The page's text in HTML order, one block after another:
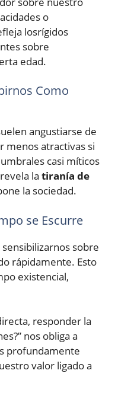
o
losrígidos
sobre
edad.
Como
angustiarse de
menos atractivas si
casi míticos
la tiranía de
la sociedad.
se Escurre
sobre
rápidamente. Esto
existencial,
responder la
nos obliga a
profundamente
valor ligado a